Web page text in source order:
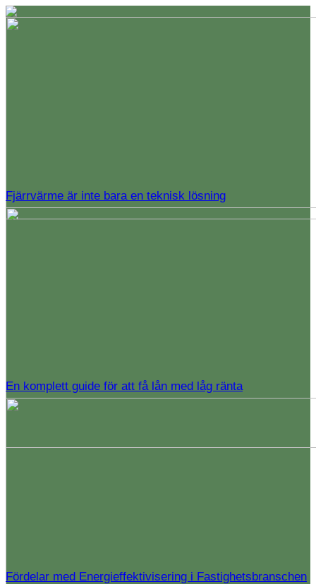
Fjärrvärme är inte bara en teknisk lösning
En komplett guide för att få lån med låg ränta
Fördelar med Energieffektivisering i Fastighetsbranschen